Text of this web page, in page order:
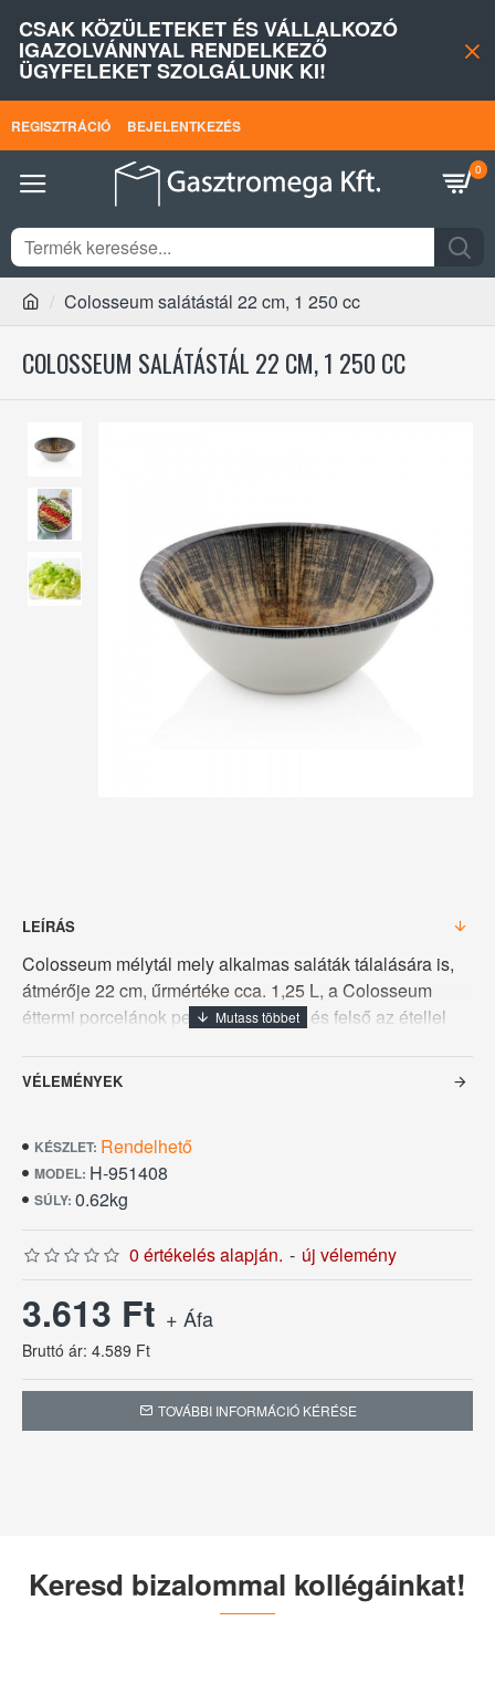
CSAK KÖZÜLETEKET ÉS VÁLLALKOZÓ
IGAZOLVÁNNYAL RENDELKEZŐ
ÜGYFELEKET SZOLGÁLUNK KI!
REGISZTRÁCIÓ BEJELENTKEZÉS
0
Colosseum salátástál 22 cm, 1 250 cc
COLOSSEUM SALÁTÁSTÁL 22 CM, 1 250 CC
LEÍRÁS
Colosseum mélytál mely alkalmas saláták tálalására is,
átmérője 22 cm, űrmértéke cca. 1,25 L, a Colosseum
éttermi porcelánok peremerősítéssel és felső az étellel
ez csorbuláselleni védelmet nyújt a tányérok szélének,
hosszú élettartamra. Öt év pótlási garanciával kínáljuk ezt
a remek éttermiporcelán termékcsaládot.
VÉLEMÉNYEK
KÉSZLET: Rendelhető
MODEL: H-951408
SÚLY: 0.62kg
0 értékelés alapján. - új vélemény
3.613 Ft + Áfa
Bruttó ár: 4.589 Ft
TOVÁBBI INFORMÁCIÓ KÉRÉSE
Keresd bizalommal kollégáinkat!